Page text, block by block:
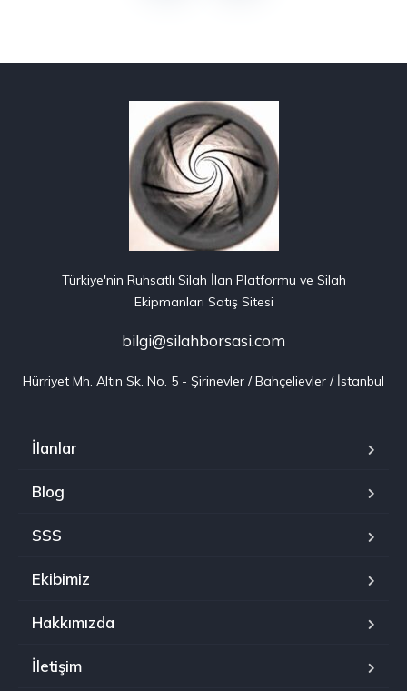
Türkiye'nin Ruhsatlı Silah İlan Platformu ve Silah
Ekipmanları Satış Sitesi
bilgi@silahborsasi.com
Hürriyet Mh. Altın Sk. No. 5 - Şirinevler / Bahçelievler / İstanbul
İlanlar
Blog
SSS
Ekibimiz
Hakkımızda
İletişim